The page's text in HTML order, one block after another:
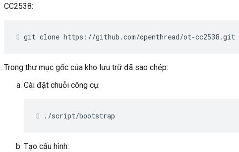
CC2538:
git clone https://github.com/openthread/ot-
Trong thư mục gốc của kho lưu trữ đã sao chép:
Cài đặt chuỗi công cụ:
./script/bootstrap
Tạo cấu hình: